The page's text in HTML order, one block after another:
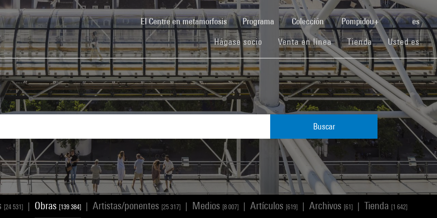
El Centre en metamorfosis(current)Programa Colección Pompidou+ es
Hágase socio (current)
Venta en línea(current)
Tienda(current)Usted es
Buscar
[24 531] Obras [139 384] Artistas/ponentes [25 317] Medios [8 007] Artículos [619] Archivos [61] Tienda [1 642]